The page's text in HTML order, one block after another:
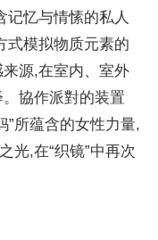
记忆与情愫的私人
式模拟物质元素的
来源,在室内、室外
協作派對的装置
”所蕴含的女性力量,
光,在“织镜”中再次